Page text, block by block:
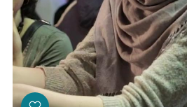
Viņi bija
Jaunumi
Ziedo